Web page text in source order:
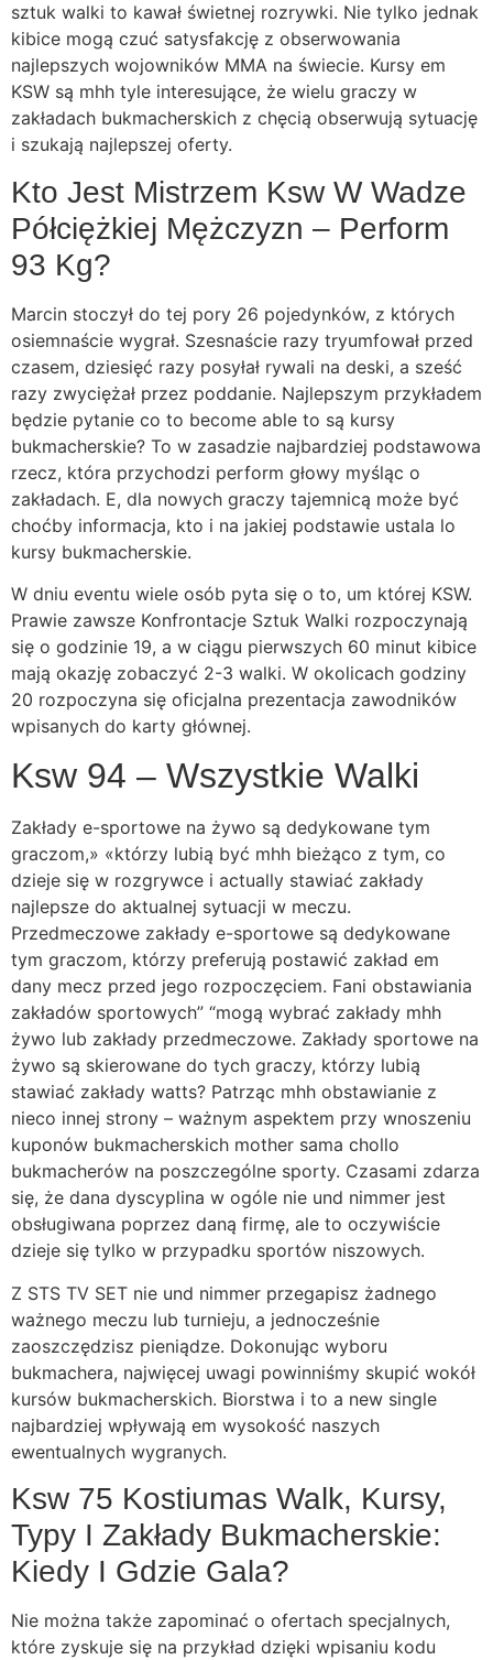
sztuk walki to kawał świetnej rozrywki. Nie tylko jednak
kibice mogą czuć satysfakcję z obserwowania
najlepszych wojowników MMA na świecie. Kursy em
KSW są mhh tyle interesujące, że wielu graczy w
zakładach bukmacherskich z chęcią obserwują sytuację
i szukają najlepszej oferty.
Kto Jest Mistrzem Ksw W Wadze
Półciężkiej Mężczyzn – Perform
93 Kg?
Marcin stoczył do tej pory 26 pojedynków, z których
osiemnaście wygrał. Szesnaście razy tryumfował przed
czasem, dziesięć razy posyłał rywali na deski, a sześć
razy zwyciężał przez poddanie. Najlepszym przykładem
będzie pytanie co to become able to są kursy
bukmacherskie? To w zasadzie najbardziej podstawowa
rzecz, która przychodzi perform głowy myśląc o
zakładach. E, dla nowych graczy tajemnicą może być
choćby informacja, kto i na jakiej podstawie ustala lo
kursy bukmacherskie.
W dniu eventu wiele osób pyta się o to, um której KSW.
Prawie zawsze Konfrontacje Sztuk Walki rozpoczynają
się o godzinie 19, a w ciągu pierwszych 60 minut kibice
mają okazję zobaczyć 2-3 walki. W okolicach godziny
20 rozpoczyna się oficjalna prezentacja zawodników
wpisanych do karty głównej.
Ksw 94 – Wszystkie Walki
Zakłady e-sportowe na żywo są dedykowane tym
graczom,» «którzy lubią być mhh bieżąco z tym, co
dzieje się w rozgrywce i actually stawiać zakłady
najlepsze do aktualnej sytuacji w meczu.
Przedmeczowe zakłady e-sportowe są dedykowane
tym graczom, którzy preferują postawić zakład em
dany mecz przed jego rozpoczęciem. Fani obstawiania
zakładów sportowych” “mogą wybrać zakłady mhh
żywo lub zakłady przedmeczowe. Zakłady sportowe na
żywo są skierowane do tych graczy, którzy lubią
stawiać zakłady watts? Patrząc mhh obstawianie z
nieco innej strony – ważnym aspektem przy wnoszeniu
kuponów bukmacherskich mother sama chollo
bukmacherów na poszczególne sporty. Czasami zdarza
się, że dana dyscyplina w ogóle nie und nimmer jest
obsługiwana poprzez daną firmę, ale to oczywiście
dzieje się tylko w przypadku sportów niszowych.
Z STS TV SET nie und nimmer przegapisz żadnego
ważnego meczu lub turnieju, a jednocześnie
zaoszczędzisz pieniądze. Dokonując wyboru
bukmachera, najwięcej uwagi powinniśmy skupić wokół
kursów bukmacherskich. Biorstwa i to a new single
najbardziej wpływają em wysokość naszych
ewentualnych wygranych.
Ksw 75 Kostiumas Walk, Kursy,
Typy I Zakłady Bukmacherskie:
Kiedy I Gdzie Gala?
Nie można także zapominać o ofertach specjalnych,
które zyskuje się na przykład dzięki wpisaniu kodu